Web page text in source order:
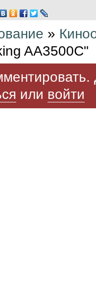
»
AA3500C"
или войти